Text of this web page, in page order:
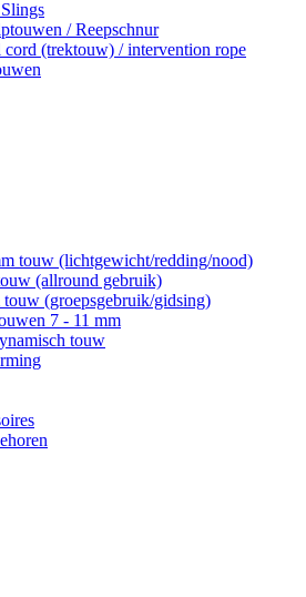
/ Reepschnur
cord (trektouw) / intervention rope
touw (lichtgewicht/redding/nood)
(allround gebruik)
touw (groepsgebruik/gidsing)
7 - 11 mm
touw